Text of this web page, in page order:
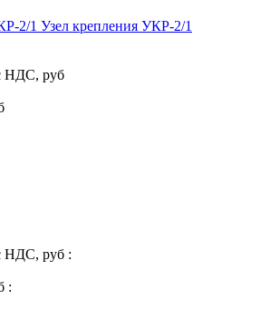
Узел крепления УКР-2/1
НДС, руб
НДС, руб :
: